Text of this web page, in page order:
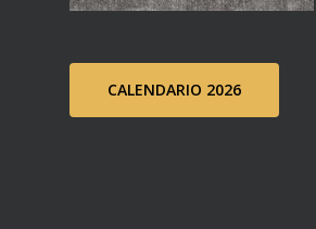
CALENDARIO 2026